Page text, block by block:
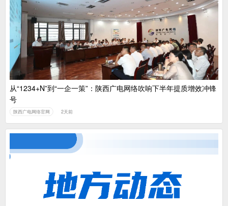
中国广电：编制一体化电视技术标准白皮书
从“1234+N”到“一企一策”：陕西广电网络吹响下半年提质增效冲锋
号
陕西广电网络官网 2天前